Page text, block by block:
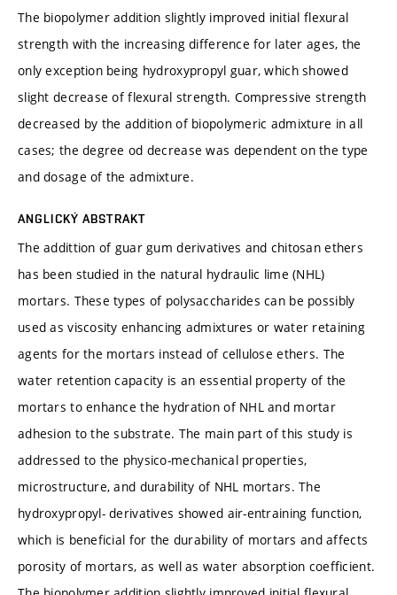
The biopolymer addition slightly improved initial flexural
strength with the increasing difference for later ages, the
only exception being hydroxypropyl guar, which showed
slight decrease of flexural strength. Compressive strength
decreased by the addition of biopolymeric admixture in all
cases; the degree od decrease was dependent on the type
and dosage of the admixture.
ANGLICKÝ ABSTRAKT
The addittion of guar gum derivatives and chitosan ethers
has been studied in the natural hydraulic lime (NHL)
mortars. These types of polysaccharides can be possibly
used as viscosity enhancing admixtures or water retaining
agents for the mortars instead of cellulose ethers. The
water retention capacity is an essential property of the
mortars to enhance the hydration of NHL and mortar
adhesion to the substrate. The main part of this study is
addressed to the physico-mechanical properties,
microstructure, and durability of NHL mortars. The
hydroxypropyl- derivatives showed air-entraining function,
which is beneficial for the durability of mortars and affects
porosity of mortars, as well as water absorption coefficient.